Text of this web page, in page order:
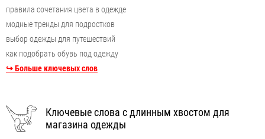
правила сочетания цвета в одежде
модные тренды для подростков
выбор одежды для путешествий
как подобрать обувь под одежду
↪ Больше ключевых слов
Ключевые слова с длинным хвостом для
магазина одежды